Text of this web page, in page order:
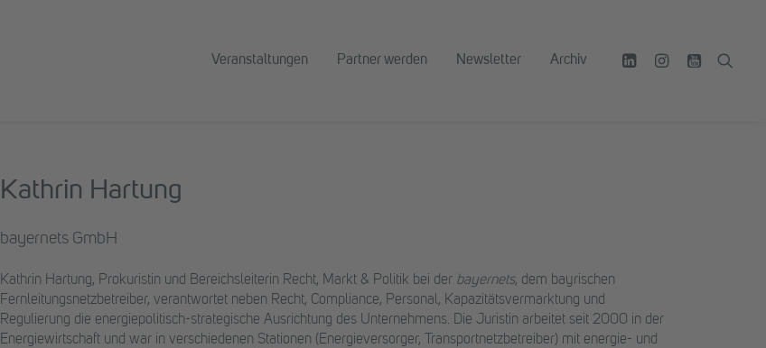
Veranstaltungen Partner werden Newsletter Archiv
Kathrin Hartung
bayernets GmbH
Kathrin Hartung, Prokuristin und Bereichsleiterin Recht, Markt & Politik bei der bayernets, dem bayrischen
Fernleitungsnetzbetreiber, verantwortet neben Recht, Compliance, Personal, Kapazitätsvermarktung und
Regulierung die energiepolitisch-strategische Ausrichtung des Unternehmens. Die Juristin arbeitet seit 2000 in der
Energiewirtschaft und war in verschiedenen Stationen (Energieversorger, Transportnetzbetreiber) mit energie- und